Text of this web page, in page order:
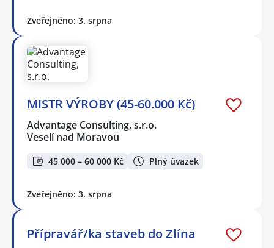
Zveřejněno: 3. srpna
MISTR VÝROBY (45-60.000 Kč)
Advantage Consulting, s.r.o.
Veselí nad Moravou
45 000 – 60 000 Kč Plný úvazek
Zveřejněno: 3. srpna
Přípravář/ka staveb do Zlína